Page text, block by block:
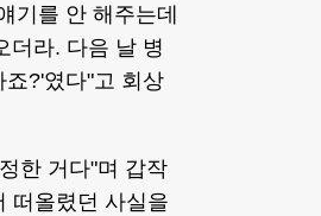
기를 안 해주는데
더라. 다음 날 병
?'였다"고 회상
한 거다"며 갑작
떠올렸던 사실을